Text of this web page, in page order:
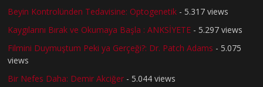
Beyin Kontrolünden Tedavisine: Optogenetik - 5.317 views
Kaygılarını Bırak ve Okumaya Başla : ANKSİYETE - 5.297 views
Filmini Duymuştum Peki ya Gerçeği?: Dr. Patch Adams - 5.075
views
Bir Nefes Daha: Demir Akciğer - 5.044 views